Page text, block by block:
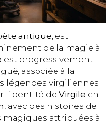
antique, est
de la magie à
est progressivement
associée à la
légendes virgiliennes
l’identité de Virgile en
, avec des histoires de
magiques attribuées à